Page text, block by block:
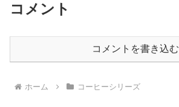
コメント
コメントを書き込む
ホーム コーヒーシリーズ